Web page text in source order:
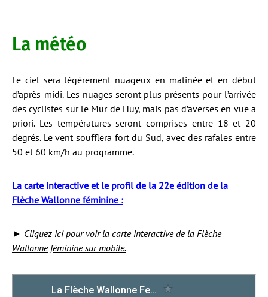
La météo
Le ciel sera légèrement nuageux en matinée et en début
d’après-midi. Les nuages seront plus présents pour l’arrivée
des cyclistes sur le Mur de Huy, mais pas d’averses en vue a
priori. Les températures seront comprises entre 18 et 20
degrés. Le vent soufflera fort du Sud, avec des rafales entre
50 et 60 km/h au programme.
La carte interactive et le profil de la 22e édition de la
Flèche Wallonne féminine :
► Cliquez ici pour voir la carte interactive de la Flèche
Wallonne féminine sur mobile.